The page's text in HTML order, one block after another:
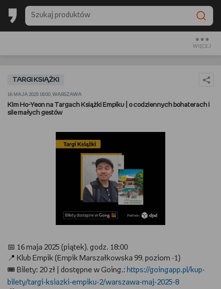
WIĘCEJ
BESTSELLERY EMPIKU 2025
OGLĄDAM
SŁUCHAM
PREZENTOWNIKI
URZĄDZAM I DEKORUJĘ
DIY
MAM ZWIERZĘTA
TARGI KSIĄŻKI
16 MAJA 2025 18:00, WARSZAWA
Kim Ho-Yeon na Targach Książki Empiku | o codziennych bohaterach i
sile małych gestów
📅 16 maja 2025 (piątek), godz. 18:00
📍 Klub Empik (Empik Marszałkowska 99, poziom -1)
🎟 Bilety: 20 zł | dostępne w Going.: https://goingapp.pl/kup-
bilety/targi-ksiazki-empiku-2/warszawa-maj-2025-8